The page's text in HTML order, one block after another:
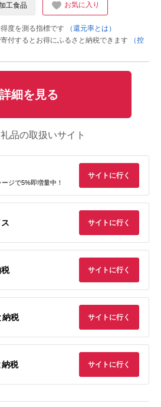
工食品 お気に入り
度を測る指標です
（還元率とは）
付するとお得にふるさと納税できます
（控
詳細を見る
品の取扱いサイト
ジで5%即増量中！
サイトに行く
サイトに行く
サイトに行く
納税 サイトに行く
納税 サイトに行く